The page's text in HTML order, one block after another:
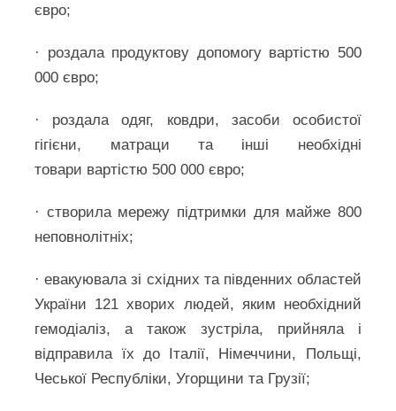
євро;
· роздала продуктову допомогу вартістю 500
000 євро;
· роздала одяг, ковдри, засоби особистої
гігієни, матраци та інші необхідні
товари вартістю 500 000 євро;
· створила мережу підтримки для майже 800
неповнолітніх;
· евакуювала зі східних та південних областей
України 121 хворих людей, яким необхідний
гемодіаліз, а також зустріла, прийняла і
відправила їх до Італії, Німеччини, Польщі,
Чеської Республіки, Угорщини та Грузії;